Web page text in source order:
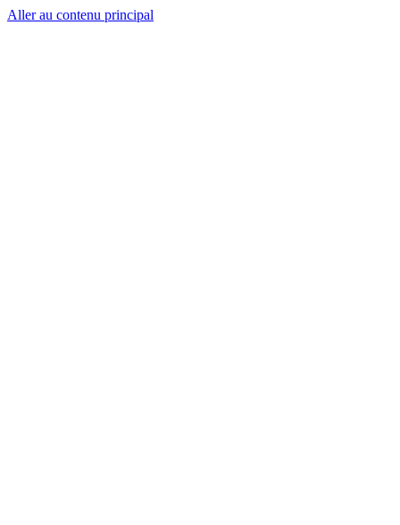
Aller au contenu principal